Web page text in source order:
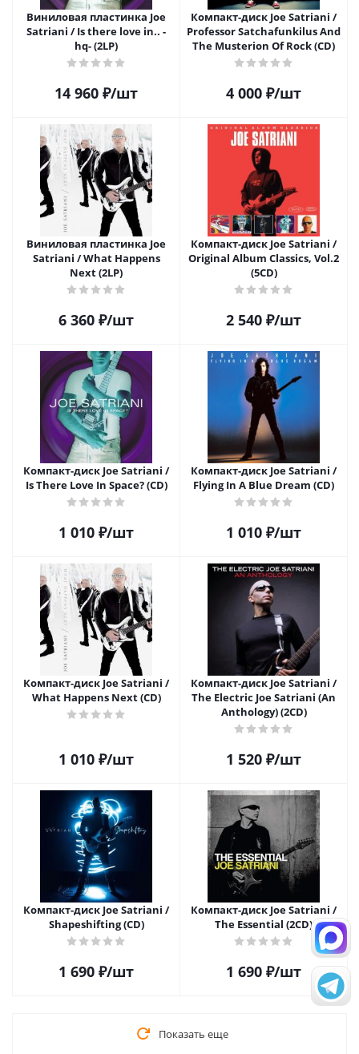
Виниловая пластинка Joe
Satriani / Is there love in.. -
hq- (2LP)
14 960 ₽/шт
Компакт-диск Joe Satriani /
Professor Satchafunkilus And
The Musterion Of Rock (CD)
4 000 ₽/шт
Виниловая пластинка Joe
Satriani / What Happens
Next (2LP)
6 360 ₽/шт
Компакт-диск Joe Satriani /
Original Album Classics, Vol.2
(5CD)
2 540 ₽/шт
Компакт-диск Joe Satriani /
Is There Love In Space? (CD)
1 010 ₽/шт
Компакт-диск Joe Satriani /
Flying In A Blue Dream (CD)
1 010 ₽/шт
Компакт-диск Joe Satriani /
What Happens Next (CD)
1 010 ₽/шт
Компакт-диск Joe Satriani /
The Electric Joe Satriani (An
Anthology) (2CD)
1 520 ₽/шт
Компакт-диск Joe Satriani /
Shapeshifting (CD)
1 690 ₽/шт
Компакт-диск Joe Satriani /
The Essential (2CD)
1 690 ₽/шт
Показать еще